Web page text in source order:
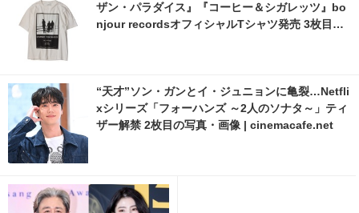
ザン・パラダイス』『コーヒー＆シガレッツ』bo
njour recordsオフィシャルTシャツ発売 3枚目の
“天才”ソン・ガンとイ・ジュニョンに亀裂…Netfli
xシリーズ「フォーハンズ ～2人のソナタ～」ティ
ザー解禁 2枚目の写真・画像 | cinemacafe.net